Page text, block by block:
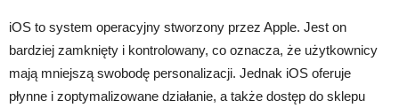
iOS to system operacyjny stworzony przez Apple. Jest on
bardziej zamknięty i kontrolowany, co oznacza, że użytkownicy
mają mniejszą swobodę personalizacji. Jednak iOS oferuje
płynne i zoptymalizowane działanie, a także dostęp do sklepu